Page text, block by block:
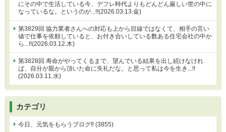
にその中で生活している今、デフレ時代よりもどんどん厳しい世の中に
なっているな。というのが...!!(2026.03.13.金)
第3829回 協力業者さんへの対応も上から目線ではなくて、相手の言い
値で仕事を依頼していると、お付き合いしている数ある住宅会社の中か
ら...!!(2026.03.12.木)
第3828回 寿命がやってくるまで、望んでいる結果を出し続けなけれ
ば、自分が親から頂いた命に失礼だな。と思って私は今を生き...!!
(2026.03.11.水)
カテゴリ
今日、元気をもらうブログ‼ (3855)